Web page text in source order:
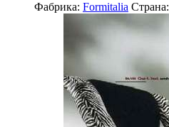
Фабрика: Formitalia Страна: